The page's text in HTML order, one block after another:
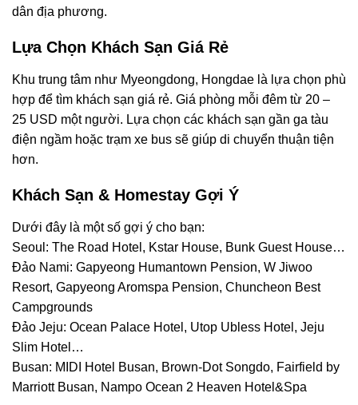
dân địa phương.
Lựa Chọn Khách Sạn Giá Rẻ
Khu trung tâm như Myeongdong, Hongdae là lựa chọn phù
hợp để tìm khách sạn giá rẻ. Giá phòng mỗi đêm từ 20 –
25 USD một người. Lựa chọn các khách sạn gần ga tàu
điện ngầm hoặc trạm xe bus sẽ giúp di chuyển thuận tiện
hơn.
Khách Sạn & Homestay Gợi Ý
Dưới đây là một số gợi ý cho bạn:
Seoul: The Road Hotel, Kstar House, Bunk Guest House…
Đảo Nami: Gapyeong Humantown Pension, W Jiwoo
Resort, Gapyeong Aromspa Pension, Chuncheon Best
Campgrounds
Đảo Jeju: Ocean Palace Hotel, Utop Ubless Hotel, Jeju
Slim Hotel…
Busan: MIDI Hotel Busan, Brown-Dot Songdo, Fairfield by
Marriott Busan, Nampo Ocean 2 Heaven Hotel&Spa